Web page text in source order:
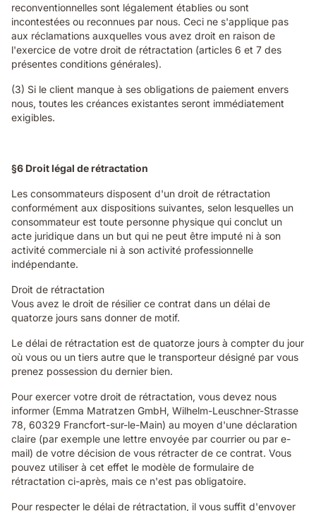
reconventionnelles sont légalement établies ou sont
incontestées ou reconnues par nous. Ceci ne s'applique pas
aux réclamations auxquelles vous avez droit en raison de
l'exercice de votre droit de rétractation (articles 6 et 7 des
présentes conditions générales).
(3) Si le client manque à ses obligations de paiement envers
nous, toutes les créances existantes seront immédiatement
exigibles.
§6 Droit légal de rétractation
Les consommateurs disposent d'un droit de rétractation
conformément aux dispositions suivantes, selon lesquelles un
consommateur est toute personne physique qui conclut un
acte juridique dans un but qui ne peut être imputé ni à son
activité commerciale ni à son activité professionnelle
indépendante.
Droit de rétractation
Vous avez le droit de résilier ce contrat dans un délai de
quatorze jours sans donner de motif.
Le délai de rétractation est de quatorze jours à compter du jour
où vous ou un tiers autre que le transporteur désigné par vous
prenez possession du dernier bien.
Pour exercer votre droit de rétractation, vous devez nous
informer (Emma Matratzen GmbH, Wilhelm-Leuschner-Strasse
78, 60329 Francfort-sur-le-Main) au moyen d'une déclaration
claire (par exemple une lettre envoyée par courrier ou par e-
mail) de votre décision de vous rétracter de ce contrat. Vous
pouvez utiliser à cet effet le modèle de formulaire de
rétractation ci-après, mais ce n'est pas obligatoire.
Pour respecter le délai de rétractation, il vous suffit d'envoyer